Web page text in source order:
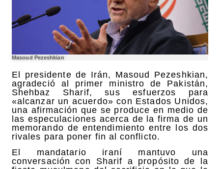
Masoud Pezeshkian
El presidente de Irán, Masoud Pezeshkian,
agradeció al primer ministro de Pakistán,
Shehbaz Sharif, sus esfuerzos para
«alcanzar un acuerdo» con Estados Unidos,
una afirmación que se produce en medio de
las especulaciones acerca de la firma de un
memorando de entendimiento entre los dos
rivales para poner fin al conflicto.
El mandatario iraní mantuvo una
conversación con Sharif a propósito de la